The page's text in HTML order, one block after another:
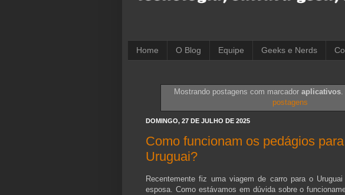
Home O Blog Equipe Geeks e Nerds
Mostrando postagens com marcador aplicativos.
postagens
DOMINGO, 27 DE JULHO DE 2025
Como funcionam os pedágios
Uruguai?
Recentemente fiz uma viagem de carro para o
esposa. Como estávamos em dúvida sobre o